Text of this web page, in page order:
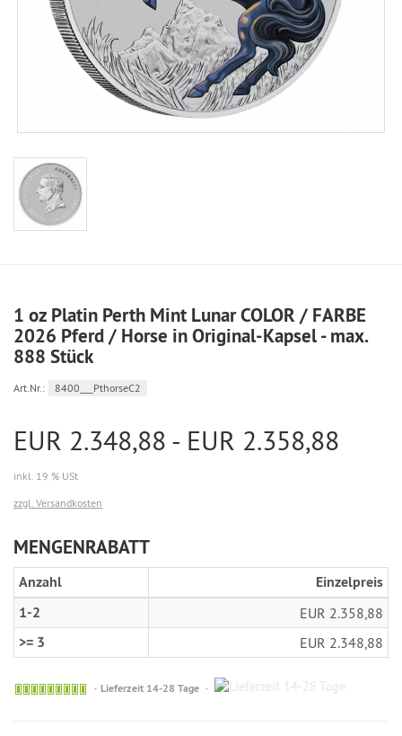
1 oz Platin Perth Mint Lunar COLOR / FARBE
2026 Pferd / Horse in Original-Kapsel - max.
888 Stück
Art.Nr.: 8400___PthorseC2
EUR 2.348,88 - EUR 2.358,88
inkl. 19 % USt
zzgl. Versandkosten
MENGENRABATT
Anzahl
Einzelpreis
1-2
EUR 2.358,88
>= 3 EUR 2.348,88
Bestellung
Lieferzeit 14-28 Tage